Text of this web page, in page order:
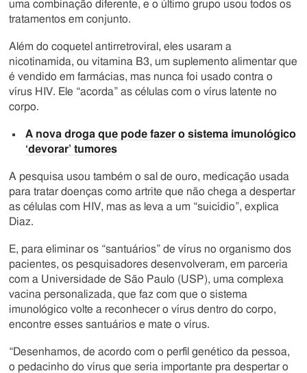
uma combinação diferente, e o último grupo usou todos os
tratamentos em conjunto.
Além do coquetel antirretroviral, eles usaram a
nicotinamida, ou vitamina B3, um suplemento alimentar que
é vendido em farmácias, mas nunca foi usado contra o
vírus HIV. Ele “acorda” as células com o vírus latente no
corpo.
A nova droga que pode fazer o sistema imunológico
‘devorar’ tumores
A pesquisa usou também o sal de ouro, medicação usada
para tratar doenças como artrite que não chega a despertar
as células com HIV, mas as leva a um “suicídio”, explica
Diaz.
E, para eliminar os “santuários” de vírus no organismo dos
pacientes, os pesquisadores desenvolveram, em parceria
com a Universidade de São Paulo (USP), uma complexa
vacina personalizada, que faz com que o sistema
imunológico volte a reconhecer o vírus dentro do corpo,
encontre esses santuários e mate o vírus.
“Desenhamos, de acordo com o perfil genético da pessoa,
o pedacinho do vírus que seria importante pra despertar o